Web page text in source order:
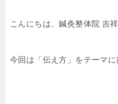
こんにちは、鍼灸整体院 吉
今回は「伝え方」をテーマに